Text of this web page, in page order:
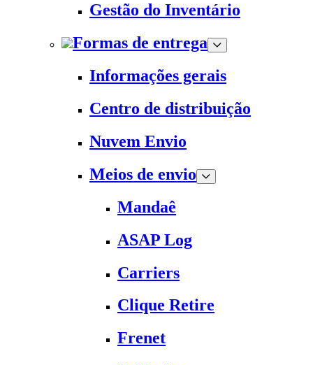
Gestão do Inventário
Formas de entrega
Informações gerais
Centro de distribuição
Nuvem Envio
Meios de envio
Mandaê
ASAP Log
Carriers
Clique Retire
Frenet